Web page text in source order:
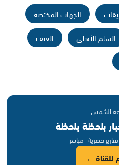
الجهات المختصة
السلم الأهلي
العنف
الشمس
بلحظة بلحظة
تقارير حصرية · مباشر
للقناة ←